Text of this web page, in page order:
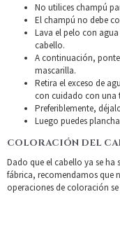
No utilices champú
El champú no debe
Lava el pelo con
cabello.
A continuación,
mascarilla.
Retira el exceso de
con cuidado con una
Preferiblemente,
Luego puedes
COLORACIÓN DEL
Dado que el cabello ya se
fábrica, recomendamos que
operaciones de coloración